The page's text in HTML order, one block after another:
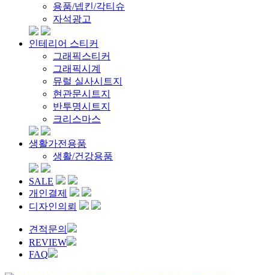
용품/넵킨/각티슈
자석광고
인테리어 스티커
그래픽스티커
그래픽시계
뮤럴 실사시트지
현관문시트지
반투명시트지
크리스마스
생활가전용품
생활/건강용품
SALE
개인결제
디자인의뢰
견적문의
REVIEW
FAQ